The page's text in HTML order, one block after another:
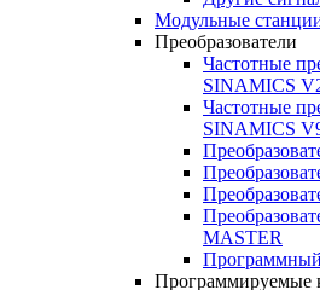
Модульные
Преобразователи
Частотные
SINAMICS
Частотные
SINAMICS
MASTER
Программируемые